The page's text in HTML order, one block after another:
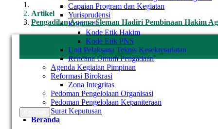
Capaian Program dan Kegiatan
Yurisprudensi
Kode Etik
Kode Etik Hakim
Kode Etik PNS
Unit Pelaksana Teknis Kesekretariatan
Rencana Umum Pengadaan
Agenda Kegiatan Pimpinan
Reformasi Birokrasi
Zona Integritas
Pedoman Pengelolaan Organisasi
Pedoman Pengelolaan Kepaniteraan
Surat Keputusan
Beranda
Artikel
Pengadilan Agama Sleman Hadiri Pembinaan Hakim